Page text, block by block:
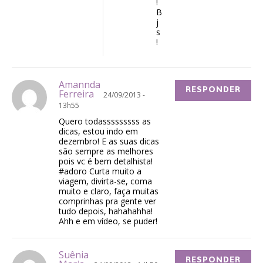
B
j
s
!
Amannda
Ferreira
24/09/2013 -
13h55
Quero todasssssssss as
dicas, estou indo em
dezembro! E as suas dicas
são sempre as melhores
pois vc é bem detalhista!
#adoro Curta muito a
viagem, divirta-se, coma
muito e claro, faça muitas
comprinhas pra gente ver
tudo depois, hahahahha!
Ahh e em vídeo, se puder!
RESPONDER
Suênia RESPONDER